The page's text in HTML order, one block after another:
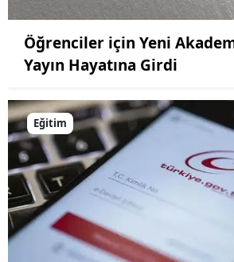
Öğrenciler için Yeni
Yayın Hayatına Girdi
Eğitim